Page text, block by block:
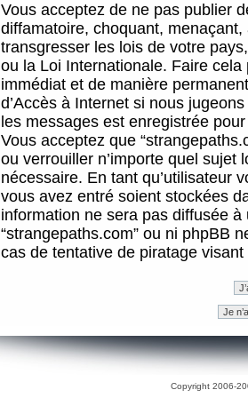
Vous acceptez de ne pas publier
diffamatoire, choquant,
transgresser les lois de votre
ou la Loi Internationale. Faire
immédiat et de manière
d’Accès à Internet si nous
les messages est enregistrée
Vous acceptez que
ou verrouiller n’importe quel sujet
nécessaire. En tant qu’utilisateur
vous avez entré soient stockées
information ne sera pas diffusée
“strangepaths.com” ou ni phpBB
cas de tentative de piratage
Copyright 2006-